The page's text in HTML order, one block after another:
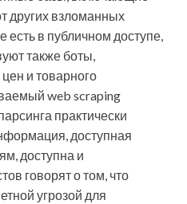
других взломанных
есть в публичном доступе,
также боты,
и товарного
web scraping
практически
доступная
доступна и
говорят о том, что
угрозой для